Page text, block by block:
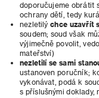
doporučujeme obrátit
ochrany dětí, tedy
nezletilýchce uzavřít
soudem; soud však
výjimečně povolit,
mateřství)
nezletilí se sami
ustanoven poručník;
vykonávat, podá k
s příslušnými doklady,